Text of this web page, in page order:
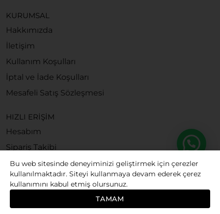
KURUMSAL
Hakkımızda
İletişim
Kullanım Koşulları
İptal ve İade Koşulları
Mesafeli Satış Sözleşmesi
HIZLI ERİŞİM
Hesabım
Sipariş Takibi
© 2026
Bu web sitesinde deneyiminizi geliştirmek için çerezler
kullanılmaktadır. Siteyi kullanmaya devam ederek çerez
kullanımını kabul etmiş olursunuz.
TAMAM